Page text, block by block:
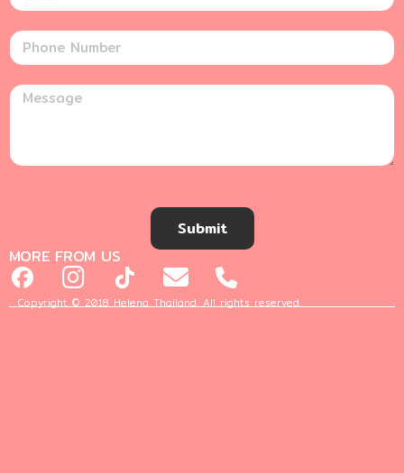
Submit
MORE FROM US
Copyright © 2018 Helena Thailand. All rights reserved.